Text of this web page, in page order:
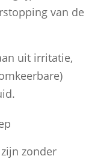
van de
uit irritatie,
zonder